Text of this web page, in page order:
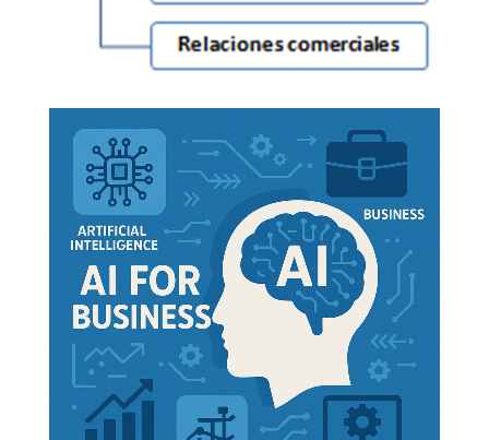
Doctorados: Comercio Mundial,Logística Global,
Negocios Africanos,Ética, Religiones y Negocios